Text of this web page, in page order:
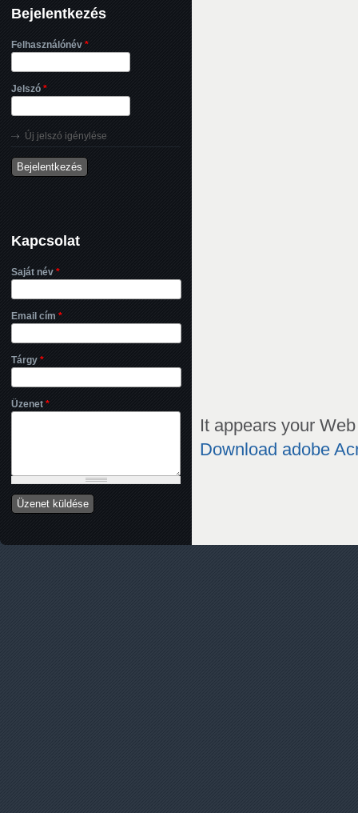
It appears your
Download adobe
Bejelentkezés
Felhasználónév *
Jelszó *
Új jelszó igénylése
Kapcsolat
Saját név *
Email cím *
Tárgy *
Üzenet *